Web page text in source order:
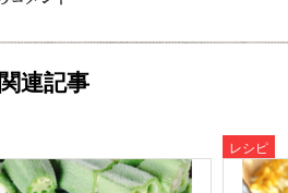
関連記事
レシピ